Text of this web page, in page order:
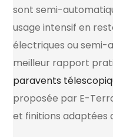
sont semi-
usage intensif en
électriques ou semi-
meilleur rapport
paravents
proposée par E-
et finitions adaptées